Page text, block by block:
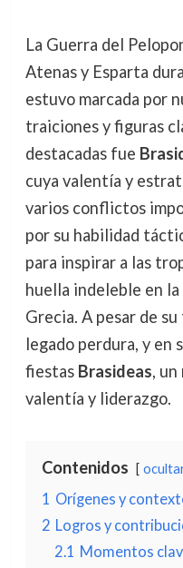
La Guerra del
Atenas y Esparta
estuvo marcada por
traiciones y figuras
destacadas fue
cuya valentía y
varios conflictos
por su habilidad
para inspirar a las
huella indeleble en
Grecia. A pesar de
legado perdura, y en
fiestas Brasideas,
valentía y liderazgo.
Contenidos
1 Orígenes y
2 Logros y
2.1 Momentos